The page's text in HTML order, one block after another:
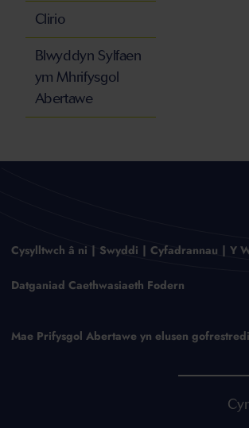
Clirio
Blwyddyn Sylfaen
ym Mhrifysgol
Abertawe
Cysylltwch â ni Swyddi Cyfadrannau Y
Datganiad Caethwasiaeth Fodern
Mae Prifysgol Abertawe yn elusen